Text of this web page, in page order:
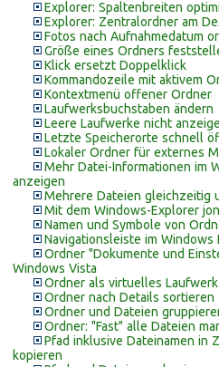
Explorer: Spaltenbreiten
Explorer: Zentralordner am
Fotos nach Aufnahmedatum
Größe eines Ordners
Klick ersetzt Doppelklick
Kommandozeile mit aktivem
Kontextmenü offener Ordner
Laufwerksbuchstaben ändern
Leere Laufwerke nicht
Letzte Speicherorte schnell
Lokaler Ordner für externes
Mehr Datei-Informationen im
anzeigen
Mehrere Dateien gleichzeitig
Mit dem Windows-Explorer
Namen und Symbole von
Navigationsleiste im Windows
Ordner "Dokumente und
Windows Vista
Ordner als virtuelles
Ordner nach Details sortieren
Ordner und Dateien
Ordner: "Fast" alle Dateien
Pfad inklusive Dateinamen in
kopieren